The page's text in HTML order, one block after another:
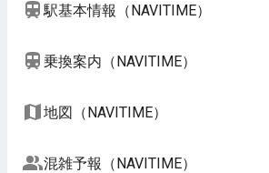
駅基本情報（NAVITIME）
乗換案内（NAVITIME）
地図（NAVITIME）
混雑予報（NAVITIME）